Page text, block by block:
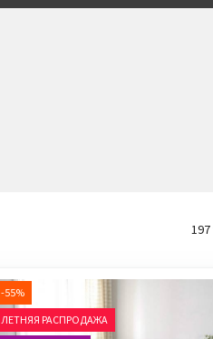
-55%
ЛЕТНЯЯ РАСПРОДАЖА